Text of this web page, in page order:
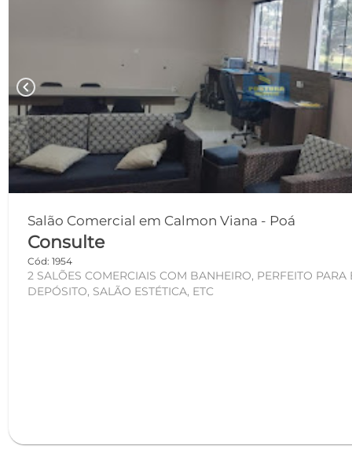
chevron_left
Salão Comercial em Calmon Viana - Poá
Consulte
Cód: 1954
2 SALÕES COMERCIAIS COM BANHEIRO, PERFEITO PARA ECOMMERCE, IGREJAS,
DEPÓSITO, SALÃO ESTÉTICA, ETC